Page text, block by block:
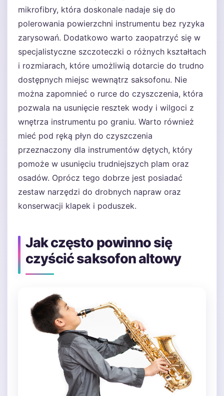
mikrofibry, która doskonale nadaje się do
polerowania powierzchni instrumentu bez ryzyka
zarysowań. Dodatkowo warto zaopatrzyć się w
specjalistyczne szczoteczki o różnych kształtach
i rozmiarach, które umożliwią dotarcie do trudno
dostępnych miejsc wewnątrz saksofonu. Nie
można zapomnieć o rurce do czyszczenia, która
pozwala na usunięcie resztek wody i wilgoci z
wnętrza instrumentu po graniu. Warto również
mieć pod ręką płyn do czyszczenia
przeznaczony dla instrumentów dętych, który
pomoże w usunięciu trudniejszych plam oraz
osadów. Oprócz tego dobrze jest posiadać
zestaw narzędzi do drobnych napraw oraz
konserwacji klapek i poduszek.
Jak często powinno się
czyścić saksofon altowy